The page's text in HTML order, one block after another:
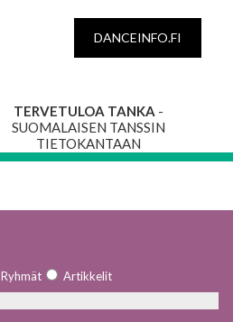
DANCEINFO.FI
TERVETULOA TANKA -
SUOMALAISEN TANSSIN
TIETOKANTAAN
Ryhmät Artikkelit